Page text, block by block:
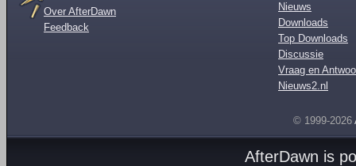
Over AfterDawn
Feedback
Nieuws
Downloads
Top Downloads
Discussie
Vraag en
Nieuws2.nl
© 1999-2026
AfterDawn is